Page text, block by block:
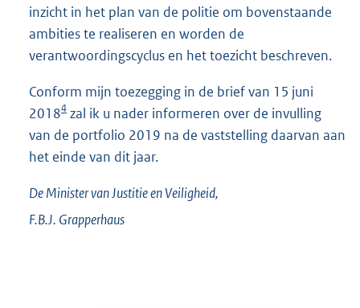
inzicht in het plan van de politie om bovenstaande
ambities te realiseren en worden de
verantwoordingscyclus en het toezicht beschreven.
Conform mijn toezegging in de brief van 15 juni
20184 zal ik u nader informeren over de invulling
van de portfolio 2019 na de vaststelling daarvan aan
het einde van dit jaar.
De Minister van Justitie en Veiligheid,
F.B.J. Grapperhaus